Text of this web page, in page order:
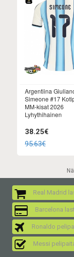
Argentiina
Simeone #17
MM-kisat 2026
Lyhythihainen
38.25€
95.63€
Real Madrid
Barcelona
Ronaldo
Messi